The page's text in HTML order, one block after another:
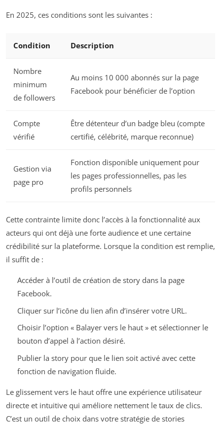
En 2025, ces conditions sont les suivantes :
Condition Description
Nombre
minimum
de followers
Au moins 10 000 abonnés sur la page
Facebook pour bénéficier de l’option
Compte
vérifié
Être détenteur d’un badge bleu (compte
certifié, célébrité, marque reconnue)
Gestion via
page pro
Fonction disponible uniquement pour
les pages professionnelles, pas les
profils personnels
Cette contrainte limite donc l’accès à la fonctionnalité aux
acteurs qui ont déjà une forte audience et une certaine
crédibilité sur la plateforme. Lorsque la condition est remplie,
il suffit de :
Accéder à l’outil de création de story dans la page
Facebook.
Cliquer sur l’icône du lien afin d’insérer votre URL.
Choisir l’option « Balayer vers le haut » et sélectionner le
bouton d’appel à l’action désiré.
Publier la story pour que le lien soit activé avec cette
fonction de navigation fluide.
Le glissement vers le haut offre une expérience utilisateur
directe et intuitive qui améliore nettement le taux de clics.
C’est un outil de choix dans votre stratégie de stories